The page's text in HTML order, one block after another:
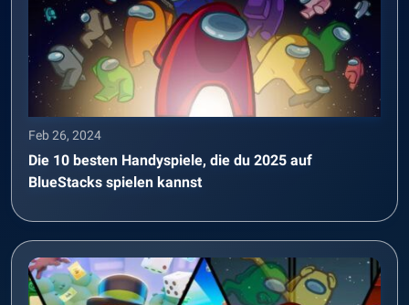
Feb 26, 2024
Die 10 besten Handyspiele, die du 2025 auf
BlueStacks spielen kannst